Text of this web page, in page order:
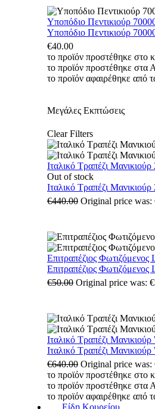
Υποπόδιο Πεντικιούρ
Υποπόδιο Πεντικιούρ
€40.00
το προϊόν προστέθηκε στο
το προϊόν προστέθηκε στα
το προϊόν αφαιρέθηκε από
Μεγάλες Εκπτώσεις
Clear Filters
Ιταλικό Τραπέζι
Out of stock
Ιταλικό Τραπέζι
€440.00 Original price was:
Επιτραπέζιος
Επιτραπέζιος
€50.00 Original price was:
Ιταλικό Τραπέζι
Ιταλικό Τραπέζι
€640.00 Original price was:
το προϊόν προστέθηκε στο
το προϊόν προστέθηκε στα
το προϊόν αφαιρέθηκε από
Είδη Κουρείου